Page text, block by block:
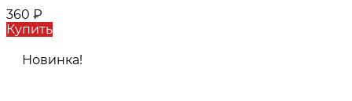
360 ₽
Купить
Новинка!